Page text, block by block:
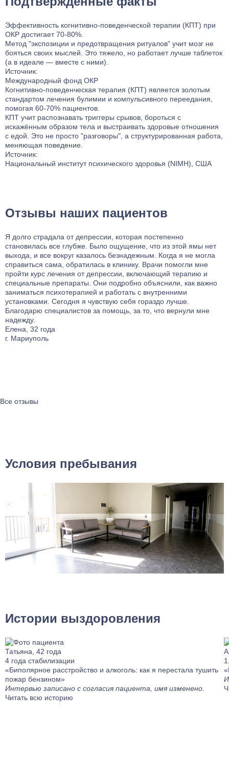
Эффективность когнитивно-поведенческой терапии (КПТ) при
ОКР достигает 70-80%.
Метод "экспозиции и предотвращения ритуалов" учит мозг не
бояться своих мыслей. Это тяжело, но работает лучше таблеток
(а в идеале — вместе с ними).
Источник:
Международный фонд ОКР
Когнитивно-поведенческая терапия (КПТ) является золотым
стандартом лечения булимии и компульсивного переедания,
помогая 60-70% пациентов.
КПТ учит распознавать триггеры срывов, бороться с
искажённым образом тела и выстраивать здоровые отношения
с едой. Это не просто "разговоры", а структурированная работа,
меняющая поведение.
Источник:
Национальный институт психического здоровья (NIMH), США
Отзывы наших пациентов
Я долго страдала от депрессии, которая постепенно
становилась все глубже. Было ощущение, что из этой ямы нет
выхода, и все вокруг казалось безнадежным. Когда я не могла
справиться сама, обратилась в клинику. Врачи помогли мне
пройти курс лечения от депрессии, включающий терапию и
специальные препараты. Они подробно объяснили, как важно
заниматься психотерапией и работать с внутренними
установками. Сегодня я чувствую себя гораздо лучше.
Благодарю специалистов за помощь, за то, что вернули мне
надежду.
Елена, 32 года
г. Мариуполь
Все отзывы
Условия пребывания
Истории выздоровления
Татьяна, 42 года
4 года стабилизации
«Биполярное расстройство и алкоголь: как я перестала тушить
пожар бензином»
Интервью записано с согласия пациента, имя изменено.
Читать всю историю